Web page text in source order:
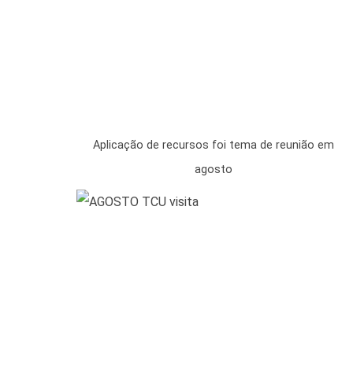
Aplicação de recursos foi tema de reunião em
agosto